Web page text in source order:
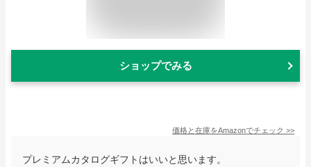
ショップでみる
価格と在庫をAmazonでチェック >>
プレミアムカタログギフトはいいと思います。